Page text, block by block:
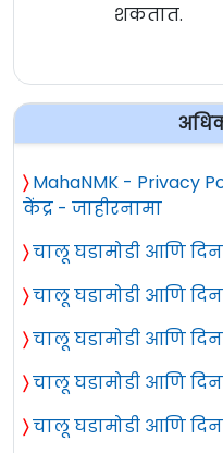
शकतात.
〉 MahaNMK - Privacy
केंद्र - जाहीरनामा
〉चालू घडामोडी आणि
〉चालू घडामोडी आणि
〉चालू घडामोडी आणि
〉चालू घडामोडी आणि
〉चालू घडामोडी आणि